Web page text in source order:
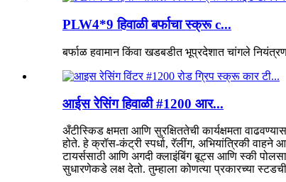
PLW4*9 हिवाळी बर्फाचा स्क्रू c...
बर्फाळ हवामान किंवा खडबडीत भूप्रदेशात चांगले
आईस रेसिंग हिवाळी #1200 आर...
अँटीस्किड क्षमता आणि सुरक्षिततेची कार्यक्षमता
होते. हे क्रॉस-कंट्री स्पर्धा, रॅलींग, अभियांत्रिकी वाहने
टायर्ससाठी आणि अगदी क्लाइंबिंग बूट्स आणि स्की
सुधारणेकडे लक्ष देतो. तुम्हाला कोणत्या प्रकारच्या